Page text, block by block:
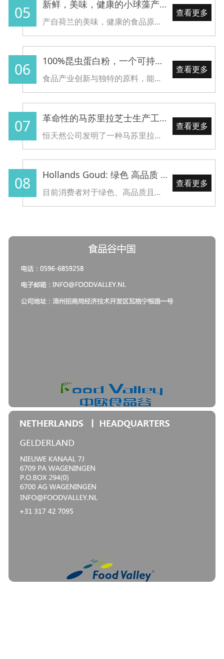
05 新鲜，美味，健康的小球藻产品
产自荷兰的美味，健康的食品原料“小球藻”，给您带来不同的食用藻类体验
查看更多
06 100%昆虫蛋白粉，一个可持续的蛋白质来源
食品产业创新与独特的原料，能为食品的配方带来更广阔的可能性
查看更多
07 革命性的马苏里拉芝士生产工艺，为您带来优质、美味的体验
恒天然公司发明了一种马苏里拉奶酪的加工方法，并将这种美味的奶酪应用到了中国一半的披萨中。
查看更多
08 ​Hollands Goud: 绿色 高品质 荷兰菜籽油
目前消费者对于绿色、高品质且富含有益脂肪酸（富含Omega-3脂肪酸，低饱和脂肪酸）的食用油的需求日益增加。荷兰Colzaco公司供应的Hollands Goud菜籽油完美的满足了消费者的需求。
查看更多